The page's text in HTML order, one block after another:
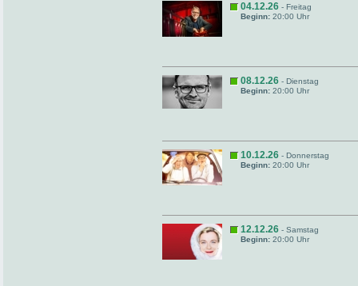
04.12.26 - Freitag
Beginn: 20:00 Uhr
08.12.26 - Dienstag
Beginn: 20:00 Uhr
10.12.26 - Donnerstag
Beginn: 20:00 Uhr
12.12.26 - Samstag
Beginn: 20:00 Uhr